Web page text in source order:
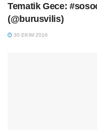
Tematik Gece:
(@burusvilis)
30 EKIM 2016